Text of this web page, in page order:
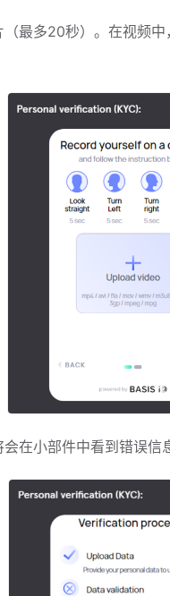
最多20秒）。在视频
在小部件中看到错误信